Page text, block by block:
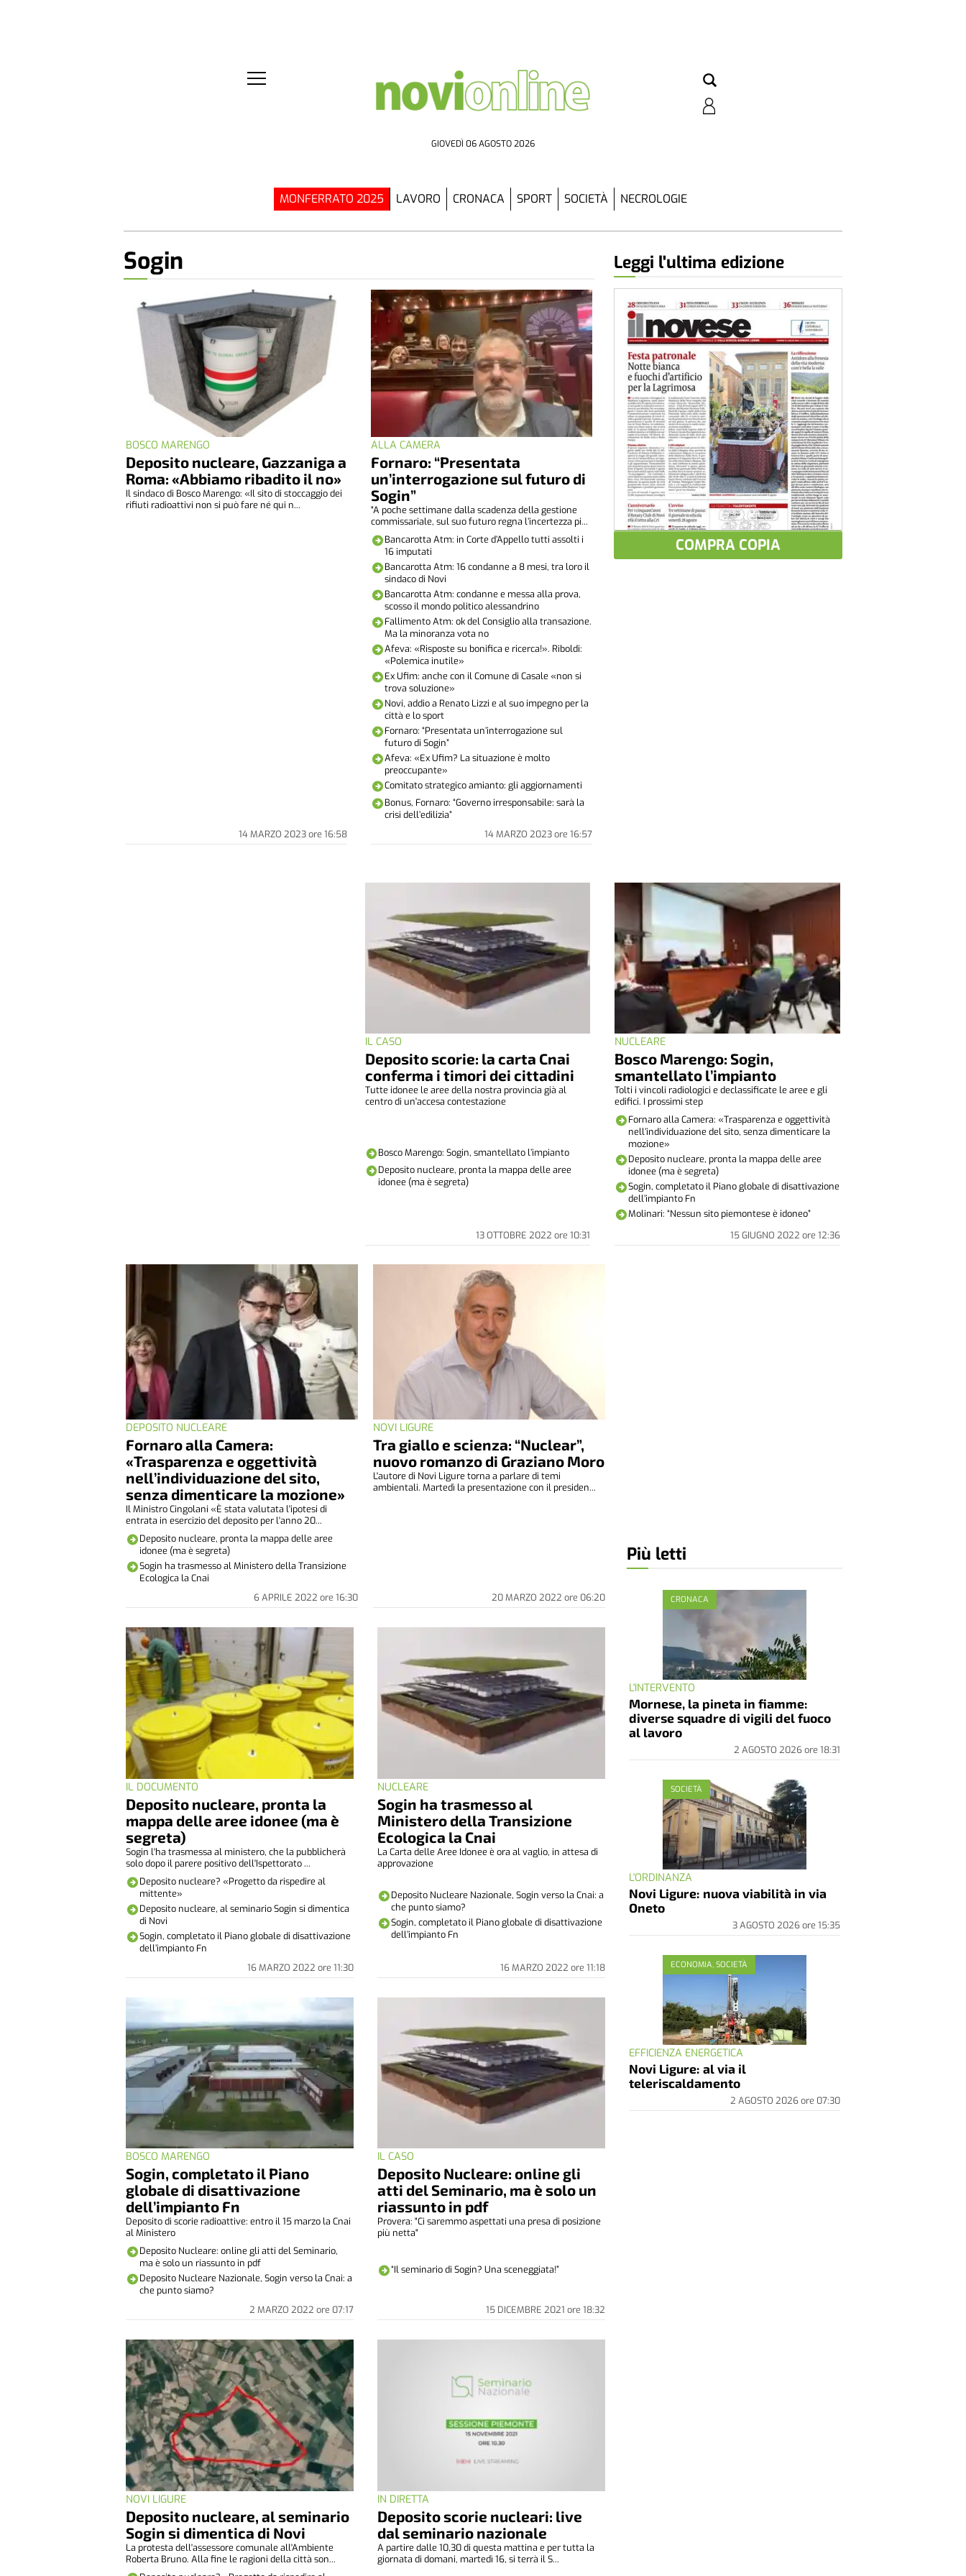
GIOVEDÌ 06 AGOSTO 2026
MONFERRATO 2025 LAVORO CRONACA SPORT SOCIETÀ NECROLOGIE
Sogin
BOSCO MARENGO
Deposito nucleare, Gazzaniga a
Roma: «Abbiamo ribadito il no»
14 MARZO 2023ore 16:58
Il sindaco di Bosco Marengo: «Il sito di stoccaggio dei
rifiuti radioattivi non si può fare né qui n...
ALLA CAMERA
Fornaro: “Presentata
un’interrogazione sul futuro di
Sogin”
14 MARZO 2023ore 16:57
"A poche settimane dalla scadenza della gestione
commissariale, sul suo futuro regna l’incertezza pi...
Bancarotta Atm: in Corte d’Appello tutti assolti i
16 imputati
Bancarotta Atm: 16 condanne a 8 mesi, tra loro il
sindaco di Novi
Bancarotta Atm: condanne e messa alla prova,
scosso il mondo politico alessandrino
Fallimento Atm: ok del Consiglio alla transazione.
Ma la minoranza vota no
Afeva: «Risposte su bonifica e ricerca!». Riboldi:
«Polemica inutile»
Ex Ufim: anche con il Comune di Casale «non si
trova soluzione»
Novi, addio a Renato Lizzi e al suo impegno per la
città e lo sport
Fornaro: “Presentata un’interrogazione sul
futuro di Sogin”
Afeva: «Ex Ufim? La situazione è molto
preoccupante»
Comitato strategico amianto: gli aggiornamenti
Bonus, Fornaro: “Governo irresponsabile: sarà la
crisi dell’edilizia”
Leggi l'ultima edizione
COMPRA COPIA
IL CASO
Deposito scorie: la carta Cnai
conferma i timori dei cittadini
13 OTTOBRE 2022ore 10:31
Tutte idonee le aree della nostra provincia già al
centro di un'accesa contestazione
Bosco Marengo: Sogin, smantellato l’impianto
Deposito nucleare, pronta la mappa delle aree
idonee (ma è segreta)
NUCLEARE
Bosco Marengo: Sogin,
smantellato l’impianto
15 GIUGNO 2022 ore 12:36
Tolti i vincoli radiologici e declassificate le aree e gli
edifici. I prossimi step
Fornaro alla Camera: «Trasparenza e oggettività
nell’individuazione del sito, senza dimenticare la
mozione»
Deposito nucleare, pronta la mappa delle aree
idonee (ma è segreta)
Sogin, completato il Piano globale di disattivazione
dell’impianto Fn
Molinari: “Nessun sito piemontese è idoneo”
DEPOSITO NUCLEARE
Fornaro alla Camera:
«Trasparenza e oggettività
nell’individuazione del sito,
senza dimenticare la mozione»
6 APRILE 2022ore 16:30
Il Ministro Cingolani «È stata valutata l'ipotesi di
entrata in esercizio del deposito per l'anno 20...
Deposito nucleare, pronta la mappa delle aree
idonee (ma è segreta)
Sogin ha trasmesso al Ministero della Transizione
Ecologica la Cnai
NOVI LIGURE
Tra giallo e scienza: “Nuclear”,
nuovo romanzo di Graziano Moro
20 MARZO 2022 ore 06:20
L'autore di Novi Ligure torna a parlare di temi
ambientali. Martedì la presentazione con il presiden...
IL DOCUMENTO
Deposito nucleare, pronta la
mappa delle aree idonee (ma è
segreta)
16 MARZO 2022 ore 11:30
Sogin l'ha trasmessa al ministero, che la pubblicherà
solo dopo il parere positivo dell'Ispettorato ...
Deposito nucleare? «Progetto da rispedire al
mittente»
Deposito nucleare, al seminario Sogin si dimentica
di Novi
Sogin, completato il Piano globale di disattivazione
dell’impianto Fn
NUCLEARE
Sogin ha trasmesso al
Ministero della Transizione
Ecologica la Cnai
16 MARZO 2022 ore 11:18
La Carta delle Aree Idonee è ora al vaglio, in attesa di
approvazione
Deposito Nucleare Nazionale, Sogin verso la Cnai: a
che punto siamo?
Sogin, completato il Piano globale di disattivazione
dell’impianto Fn
BOSCO MARENGO
Sogin, completato il Piano
globale di disattivazione
dell’impianto Fn
2 MARZO 2022 ore 07:17
Deposito di scorie radioattive: entro il 15 marzo la Cnai
al Ministero
Deposito Nucleare: online gli atti del Seminario,
ma è solo un riassunto in pdf
Deposito Nucleare Nazionale, Sogin verso la Cnai: a
che punto siamo?
IL CASO
Deposito Nucleare: online gli
atti del Seminario, ma è solo un
riassunto in pdf
15 DICEMBRE 2021 ore 18:32
Provera: "Ci saremmo aspettati una presa di posizione
più netta"
“Il seminario di Sogin? Una sceneggiata!”
NOVI LIGURE
Deposito nucleare, al seminario
Sogin si dimentica di Novi
La protesta dell'assessore comunale all'Ambiente
Roberta Bruno. Alla fine le ragioni della città son...
IN DIRETTA
Deposito scorie nucleari: live
dal seminario nazionale
A partire dalle 10,30 di questa mattina e per tutta la
giornata di domani, martedì 16, si terrà il S...
Più letti
CRONACA
L'INTERVENTO
Mornese, la pineta in fiamme:
diverse squadre di vigili del fuoco
al lavoro
2 AGOSTO 2026ore 18:31
SOCIETÀ
L'ORDINANZA
Novi Ligure: nuova viabilità in via
Oneto
3 AGOSTO 2026ore 15:35
ECONOMIA, SOCIETÀ
EFFICIENZA ENERGETICA
Novi Ligure: al via il
teleriscaldamento
2 AGOSTO 2026ore 07:30